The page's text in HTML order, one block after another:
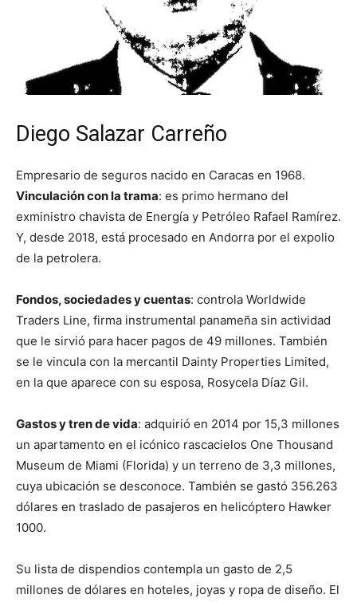
Diego Salazar Carreño
Empresario de seguros nacido en Caracas en 1968.
Vinculación con la trama: es primo hermano del
exministro chavista de Energía y Petróleo Rafael Ramírez.
Y, desde 2018, está procesado en Andorra por el expolio
de la petrolera.
Fondos, sociedades y cuentas: controla Worldwide
Traders Line, firma instrumental panameña sin actividad
que le sirvió para hacer pagos de 49 millones. También
se le vincula con la mercantil Dainty Properties Limited,
en la que aparece con su esposa, Rosycela Díaz Gil.
Gastos y tren de vida: adquirió en 2014 por 15,3 millones
un apartamento en el icónico rascacielos One Thousand
Museum de Miami (Florida) y un terreno de 3,3 millones,
cuya ubicación se desconoce. También se gastó 356.263
dólares en traslado de pasajeros en helicóptero Hawker
1000.
Su lista de dispendios contempla un gasto de 2,5
millones de dólares en hoteles, joyas y ropa de diseño. El